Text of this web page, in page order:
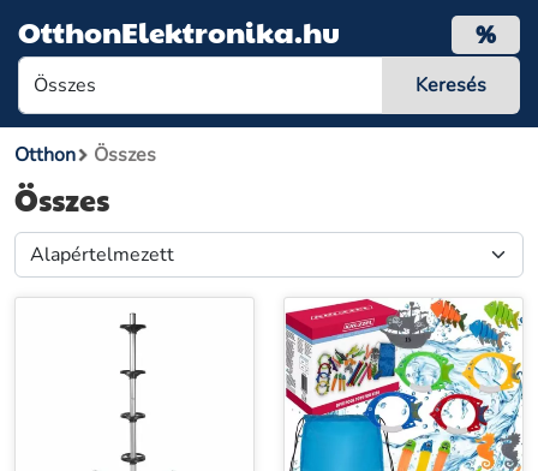
OtthonElektronika.hu %
Otthon Összes
Összes